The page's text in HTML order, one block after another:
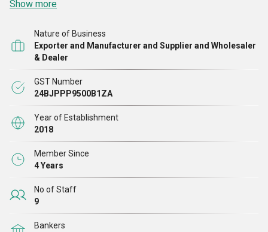
सिल्क फैब्रिक, विस्कोस जैक्वार्ड चिनॉन सिल्क फैब्रिक, विस्कोस जैक्वार्ड
और बहुत कुछ शामिल हैं। बेहतरीन गुणवत्ता वाले कच्चे माल का उपयोग
करके बनाए गए, इन उत्पादों को बाजार में उनकी रंगीनता, स्ट्रेचेबिलिटी,
गुणवत्ता और बहुत कुछ के लिए जाना जाता है। बड़े दर्शकों की ज़रूरतों को
पूरा करने के लिए, हम उन्हें प्रतिस्पर्धी बाज़ार मूल्यों पर अपने ग्राहकों तक
पहुँचाना सुनिश्चित करते हैं।
विशेषज्ञ पेशेवरों की हमारी टीम, जिनके पास उद्योग का वर्षों का अनुभव और
ज्ञान है, हमारे प्रोजेक्ट डिलीवरी को समय पर पूरा करना सुनिश्चित करते हैं।
ये लोग एक ही यूनिट में काम करते हैं ताकि यह सुनिश्चित किया जा सके कि
हमारे रास्ते में आने वाली सभी परियोजनाएँ निर्धारित समय सीमा के भीतर पूरी
हों।
Show more
Nature of Business
Exporter and Manufacturer and Supplier and Wholesaler
& Dealer
GST Number
24BJPPP9500B1ZA
Year of Establishment
2018
Member Since
4 Years
No of Staff
9
Bankers